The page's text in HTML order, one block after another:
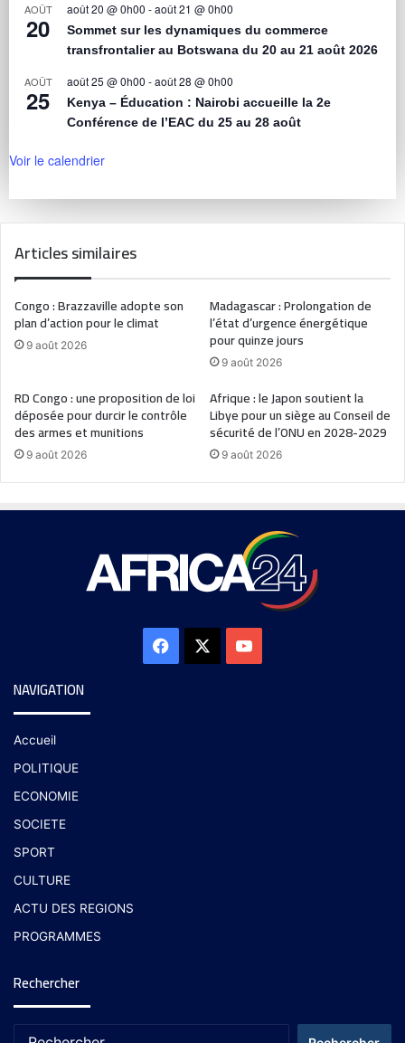
AOÛT
20
août 20 @ 0h00 -août 21 @ 0h00
Sommet sur les dynamiques du commerce
transfrontalier au Botswana du 20 au 21 août 2026
AOÛT
25
août 25 @ 0h00 -août 28 @ 0h00
Kenya – Éducation : Nairobi accueille la 2e
Conférence de l’EAC du 25 au 28 août
Voir le calendrier
Articles similaires
Congo : Brazzaville adopte son
plan d’action pour le climat
9 août 2026
Madagascar : Prolongation de
l’état d’urgence énergétique
pour quinze jours
9 août 2026
RD Congo : une proposition de loi
déposée pour durcir le contrôle
des armes et munitions
9 août 2026
Afrique : le Japon soutient la
Libye pour un siège au Conseil de
sécurité de l’ONU en 2028-2029
9 août 2026
NAVIGATION
Accueil
POLITIQUE
ECONOMIE
SOCIETE
SPORT
CULTURE
ACTU DES REGIONS
PROGRAMMES
Rechercher